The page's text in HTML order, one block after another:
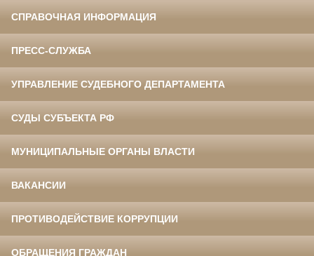
СПРАВОЧНАЯ ИНФОРМАЦИЯ
ПРЕСС-СЛУЖБА
УПРАВЛЕНИЕ СУДЕБНОГО ДЕПАРТАМЕНТА
СУДЫ СУБЪЕКТА РФ
МУНИЦИПАЛЬНЫЕ ОРГАНЫ ВЛАСТИ
ВАКАНСИИ
ПРОТИВОДЕЙСТВИЕ КОРРУПЦИИ
ОБРАЩЕНИЯ ГРАЖДАН